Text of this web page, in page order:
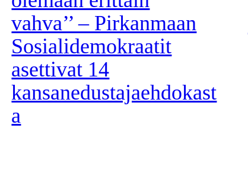
vahva’’ – Pirkanmaan
Sosialidemokraatit
asettivat 14
kansanedustajaehdokast
a